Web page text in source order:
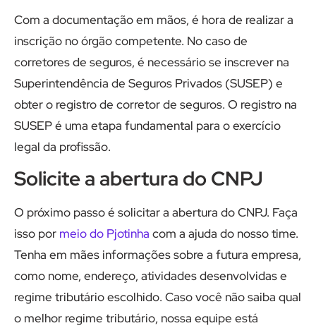
Com a documentação em mãos, é hora de realizar a
inscrição no órgão competente. No caso de
corretores de seguros, é necessário se inscrever na
Superintendência de Seguros Privados (SUSEP) e
obter o registro de corretor de seguros. O registro na
SUSEP é uma etapa fundamental para o exercício
legal da profissão.
Solicite a abertura do CNPJ
O próximo passo é solicitar a abertura do CNPJ. Faça
isso por meio do Pjotinha com a ajuda do nosso time.
Tenha em mães informações sobre a futura empresa,
como nome, endereço, atividades desenvolvidas e
regime tributário escolhido. Caso você não saiba qual
o melhor regime tributário, nossa equipe está